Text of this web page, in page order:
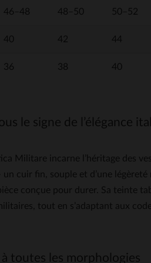
46–48 48–50 50–52
40 42 44
36 38 40
le signe de l’élégance
Militare incarne l’héritage des
cuir fin, souple et d’une légèreté
conçue pour durer. Sa teinte
tout en s’adaptant aux
toutes les morphologies